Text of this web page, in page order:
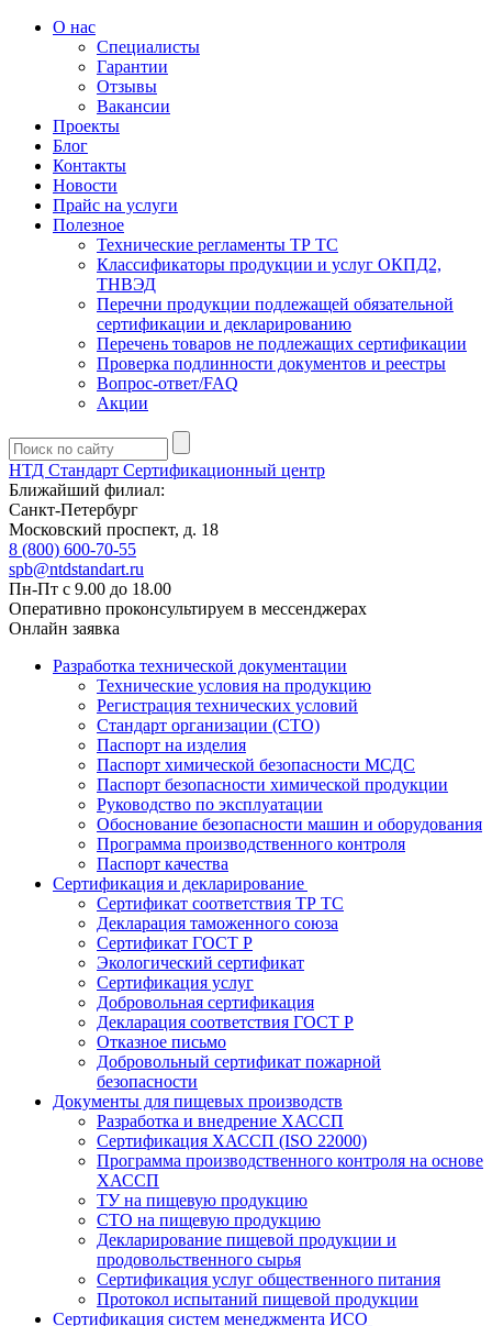
О нас
Специалисты
Гарантии
Отзывы
Вакансии
Проекты
Блог
Контакты
Новости
Прайс на услуги
Полезное
Технические регламенты ТР ТС
Классификаторы продукции и услуг ОКПД2,
ТНВЭД
Перечни продукции подлежащей обязательной
сертификации и декларированию
Перечень товаров не подлежащих сертификации
Проверка подлинности документов и реестры
Вопрос-ответ/FAQ
Акции
НТД Стандарт Сертификационный центр
Ближайший филиал:
Санкт-Петербург
Московский проспект, д. 18
8 (800) 600-70-55
spb@ntdstandart.ru
Пн-Пт с 9.00 до 18.00
Оперативно проконсультируем в мессенджерах
Онлайн заявка
Разработка технической документации
Технические условия на продукцию
Регистрация технических условий
Стандарт организации (СТО)
Паспорт на изделия
Паспорт химической безопасности МСДС
Паспорт безопасности химической продукции
Руководство по эксплуатации
Обоснование безопасности машин и оборудования
Программа производственного контроля
Паспорт качества
Сертификация и декларирование
Сертификат соответствия ТР ТС
Декларация таможенного союза
Сертификат ГОСТ Р
Экологический сертификат
Сертификация услуг
Добровольная сертификация
Декларация соответствия ГОСТ Р
Отказное письмо
Добровольный сертификат пожарной
безопасности
Документы для пищевых производств
Разработка и внедрение ХАССП
Сертификация ХАССП (ISO 22000)
Программа производственного контроля на основе
ХАССП
ТУ на пищевую продукцию
СТО на пищевую продукцию
Декларирование пищевой продукции и
продовольственного сырья
Сертификация услуг общественного питания
Протокол испытаний пищевой продукции
Сертификация систем менеджмента ИСО